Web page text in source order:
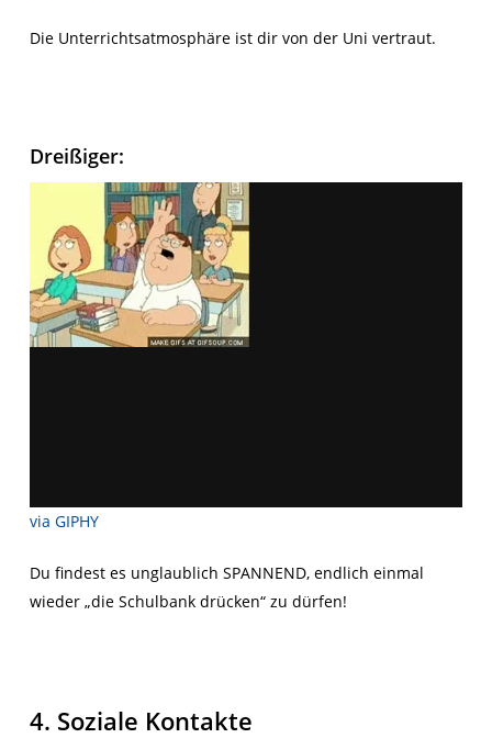
Die Unterrichtsatmosphäre ist dir von der Uni vertraut.
Dreißiger:
via GIPHY
Du findest es unglaublich SPANNEND, endlich einmal
wieder „die Schulbank drücken“ zu dürfen!
4. Soziale Kontakte